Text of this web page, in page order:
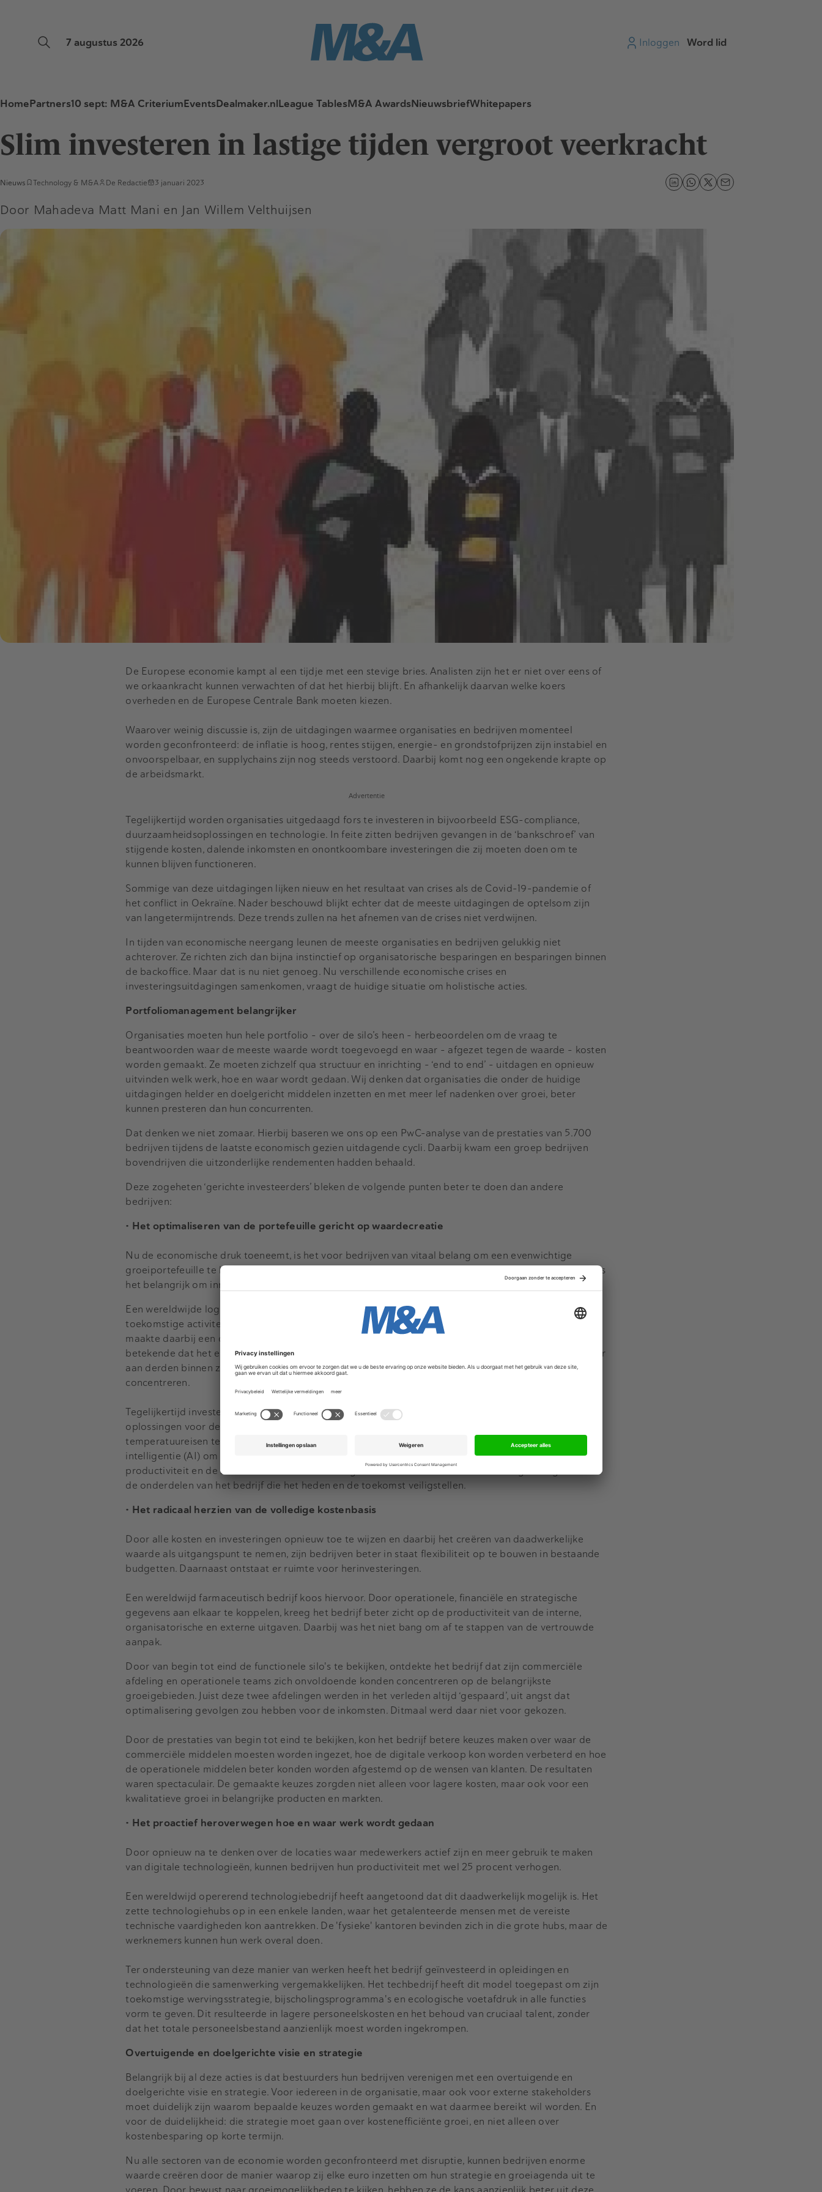
7 augustus 2026 Inloggen Word lid
HomePartners10 sept: M&A CriteriumEventsDealmaker.nlLeague TablesM&A AwardsNieuwsbriefWhitepapers
Slim investeren in lastige tijden vergroot veerkracht
Nieuws Technology & M&A De Redactie 3 januari 2023
Door Mahadeva Matt Mani en Jan Willem Velthuijsen
De Europese economie kampt al een tijdje met een stevige bries. Analisten zijn het er niet over eens of
we orkaankracht kunnen verwachten of dat het hierbij blijft. En afhankelijk daarvan welke koers
overheden en de Europese Centrale Bank moeten kiezen.
Waarover weinig discussie is, zijn de uitdagingen waarmee organisaties en bedrijven momenteel
worden geconfronteerd: de inflatie is hoog, rentes stijgen, energie- en grondstofprijzen zijn instabiel en
onvoorspelbaar, en supplychains zijn nog steeds verstoord. Daarbij komt nog een ongekende krapte op
de arbeidsmarkt.
Advertentie
Tegelijkertijd worden organisaties uitgedaagd fors te investeren in bijvoorbeeld ESG-compliance,
duurzaamheidsoplossingen en technologie. In feite zitten bedrijven gevangen in de ‘bankschroef’ van
stijgende kosten, dalende inkomsten en onontkoombare investeringen die zij moeten doen om te
kunnen blijven functioneren.
Sommige van deze uitdagingen lijken nieuw en het resultaat van crises als de Covid-19-pandemie of
het conflict in Oekraïne. Nader beschouwd blijkt echter dat de meeste uitdagingen de optelsom zijn
van langetermijntrends. Deze trends zullen na het afnemen van de crises niet verdwijnen.
In tijden van economische neergang leunen de meeste organisaties en bedrijven gelukkig niet
achterover. Ze richten zich dan bijna instinctief op organisatorische besparingen en besparingen binnen
de backoffice. Maar dat is nu niet genoeg. Nu verschillende economische crises en
investeringsuitdagingen samenkomen, vraagt de huidige situatie om holistische acties.
Portfoliomanagement belangrijker
Organisaties moeten hun hele portfolio - over de silo’s heen - herbeoordelen om de vraag te
beantwoorden waar de meeste waarde wordt toegevoegd en waar - afgezet tegen de waarde - kosten
worden gemaakt. Ze moeten zichzelf qua structuur en inrichting - ‘end to end’ - uitdagen en opnieuw
uitvinden welk werk, hoe en waar wordt gedaan. Wij denken dat organisaties die onder de huidige
uitdagingen helder en doelgericht middelen inzetten en met meer lef nadenken over groei, beter
kunnen presteren dan hun concurrenten.
Dat denken we niet zomaar. Hierbij baseren we ons op een PwC-analyse van de prestaties van 5.700
bedrijven tijdens de laatste economisch gezien uitdagende cycli. Daarbij kwam een groep bedrijven
bovendrijven die uitzonderlijke rendementen hadden behaald.
Deze zogeheten ‘gerichte investeerders’ bleken de volgende punten beter te doen dan andere
bedrijven:
• Het optimaliseren van de portefeuille gericht op waardecreatie
Nu de economische druk toeneemt, is het voor bedrijven van vitaal belang om een evenwichtige
groeiportefeuille te hebben die hun prestaties op de korte én middellange termijn stimuleert. Daarbij is
het belangrijk om innovaties niet op te offeren voor toekomstige groei.
Een wereldwijde logistieke leider is daar een goed voorbeeld van, zo bleek uit onze analyse. Om zijn
toekomstige activiteiten veilig te stellen, keek het logistieke bedrijf kritisch naar alle diensten. Het
maakte daarbij een duidelijke keuze om activiteiten met een lagere marge af te stoten, zelfs als dit
betekende dat het een deel van de omzet moest opgeven. Het bedrijf droeg bepaalde activiteiten over
aan derden binnen zijn bredere ecosysteem om zich beter op zijn kernactiviteiten te kunnen
concentreren.
Tegelijkertijd investeerde het bedrijf miljarden euro's in een groeiportefeuille en ontwikkelde het
oplossingen voor de gezondheidszorg om nieuwe geneesmiddelen met specifieke opslag- en
temperatuureisen te vervoeren en te traceren. Verder investeerde het bedrijf in kunstmatige
intelligentie (AI) om het aantal handmatige controles van pakketten te verminderen. Dit heeft de
productiviteit en de snelheid in de markt verhoogd. Het resultaat is dat de investeringen nu gaan naar
de onderdelen van het bedrijf die het heden en de toekomst veiligstellen.
• Het radicaal herzien van de volledige kostenbasis
Door alle kosten en investeringen opnieuw toe te wijzen en daarbij het creëren van daadwerkelijke
waarde als uitgangspunt te nemen, zijn bedrijven beter in staat flexibiliteit op te bouwen in bestaande
budgetten. Daarnaast ontstaat er ruimte voor herinvesteringen.
Een wereldwijd farmaceutisch bedrijf koos hiervoor. Door operationele, financiële en strategische
gegevens aan elkaar te koppelen, kreeg het bedrijf beter zicht op de productiviteit van de interne,
organisatorische en externe uitgaven. Daarbij was het niet bang om af te stappen van de vertrouwde
aanpak.
Door van begin tot eind de functionele silo's te bekijken, ontdekte het bedrijf dat zijn commerciële
afdeling en operationele teams zich onvoldoende konden concentreren op de belangrijkste
groeigebieden. Juist deze twee afdelingen werden in het verleden altijd ‘gespaard’, uit angst dat
optimalisering gevolgen zou hebben voor de inkomsten. Ditmaal werd daar niet voor gekozen.
Door de prestaties van begin tot eind te bekijken, kon het bedrijf betere keuzes maken over waar de
commerciële middelen moesten worden ingezet, hoe de digitale verkoop kon worden verbeterd en hoe
de operationele middelen beter konden worden afgestemd op de wensen van klanten. De resultaten
waren spectaculair. De gemaakte keuzes zorgden niet alleen voor lagere kosten, maar ook voor een
kwalitatieve groei in belangrijke producten en markten.
• Het proactief heroverwegen hoe en waar werk wordt gedaan
Door opnieuw na te denken over de locaties waar medewerkers actief zijn en meer gebruik te maken
van digitale technologieën, kunnen bedrijven hun productiviteit met wel 25 procent verhogen.
Een wereldwijd opererend technologiebedrijf heeft aangetoond dat dit daadwerkelijk mogelijk is. Het
zette technologiehubs op in een enkele landen, waar het getalenteerde mensen met de vereiste
technische vaardigheden kon aantrekken. De 'fysieke' kantoren bevinden zich in die grote hubs, maar de
werknemers kunnen hun werk overal doen.
Ter ondersteuning van deze manier van werken heeft het bedrijf geïnvesteerd in opleidingen en
technologieën die samenwerking vergemakkelijken. Het techbedrijf heeft dit model toegepast om zijn
toekomstige wervingsstrategie, bijscholingsprogramma's en ecologische voetafdruk in alle functies
vorm te geven. Dit resulteerde in lagere personeelskosten en het behoud van cruciaal talent, zonder
dat het totale personeelsbestand aanzienlijk moest worden ingekrompen.
Overtuigende en doelgerichte visie en strategie
Belangrijk bij al deze acties is dat bestuurders hun bedrijven verenigen met een overtuigende en
doelgerichte visie en strategie. Voor iedereen in de organisatie, maar ook voor externe stakeholders
moet duidelijk zijn waarom bepaalde keuzes worden gemaakt en wat daarmee bereikt wil worden. En
voor de duidelijkheid: die strategie moet gaan over kostenefficiënte groei, en niet alleen over
kostenbesparing op korte termijn.
Nu alle sectoren van de economie worden geconfronteerd met disruptie, kunnen bedrijven enorme
waarde creëren door de manier waarop zij elke euro inzetten om hun strategie en groeiagenda uit te